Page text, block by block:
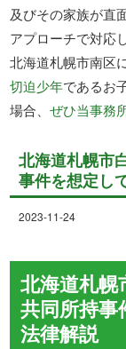
及びその家族が直
アプローチで対応
北海道札幌市南区
切迫少年であるお
場合、ぜひ当事務
北海道札幌市
事件を想定し
2023-11-24
北海道札
共同所持
法律解説